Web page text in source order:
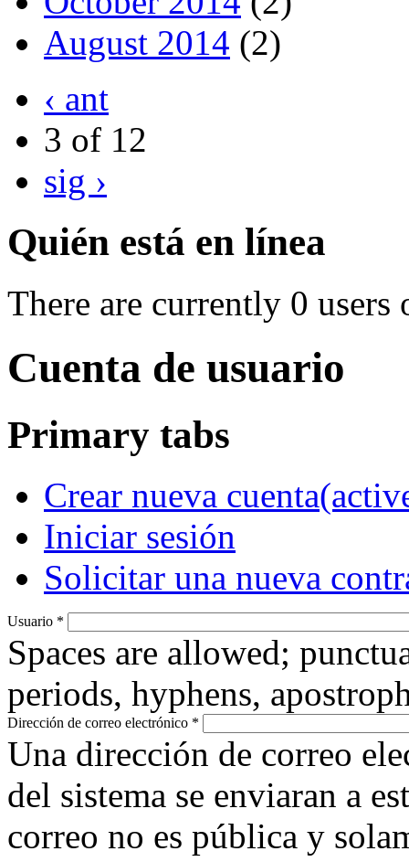
August 2014 (2)
‹ ant
3 of 12
sig ›
Quién está en línea
There are currently 0 users
Cuenta de usuario
Primary tabs
Crear nueva cuenta
Iniciar sesión
Solicitar una nueva
Usuario *
Spaces are allowed;
periods, hyphens,
Dirección de correo electrónico *
Una dirección de correo
del sistema se enviaran a
correo no es pública y